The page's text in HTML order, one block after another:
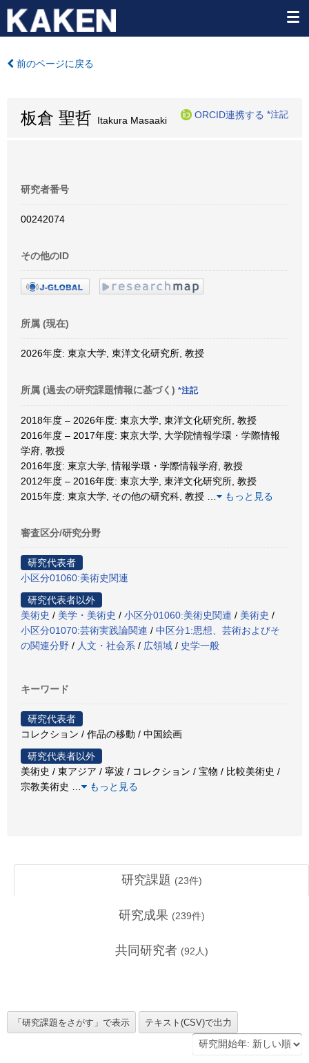
前のページに戻る
板倉 聖哲 Itakura Masaaki
ORCID連携する *注記
研究者番号
00242074
その他のID
所属 (現在)
2026年度: 東京大学, 東洋文化研究所, 教授
所属 (過去の研究課題情報に基づく) *注記
2018年度 – 2026年度: 東京大学, 東洋文化研究所, 教授
2016年度 – 2017年度: 東京大学, 大学院情報学環・学際情報
学府, 教授
2016年度: 東京大学, 情報学環・学際情報学府, 教授
2012年度 – 2016年度: 東京大学, 東洋文化研究所, 教授
2015年度: 東京大学, その他の研究科, 教授
もっと見る
審査区分/研究分野
研究代表者
小区分01060:美術史関連
研究代表者以外
美術史 / 美学・美術史 / 小区分01060:美術史関連 / 美術史 /
小区分01070:芸術実践論関連 / 中区分1:思想、芸術およびそ
の関連分野 / 人文・社会系 / 広領域 / 史学一般
キーワード
研究代表者
コレクション / 作品の移動 / 中国絵画
研究代表者以外
美術史 / 東アジア / 寧波 / コレクション / 宝物 / 比較美術史 /
宗教美術史
もっと見る
研究課題 (23件)
研究成果 (239件)
共同研究者 (92 人)